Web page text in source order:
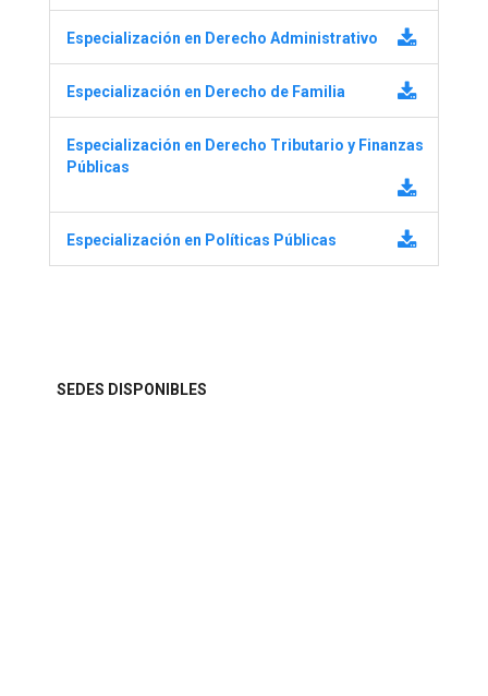
Especialización en Derecho Administrativo
Especialización en Derecho de Familia
Especialización en Derecho Tributario y Finanzas
Públicas
Especialización en Políticas Públicas
SEDES DISPONIBLES